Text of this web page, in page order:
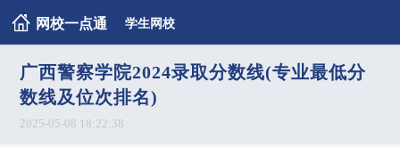
网校一点通 学生网校
广西警察学院2024录取分数线(专业最低分
数线及位次排名)
2025-05-08 18:22:38